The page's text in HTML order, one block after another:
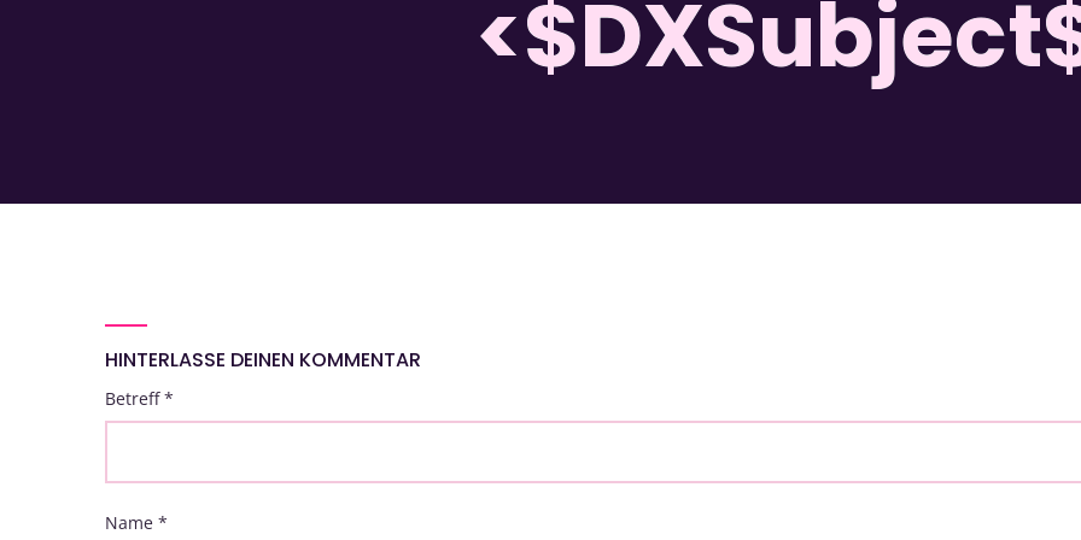
HINTERLASSE DEINEN KOMMENTAR
Betreff*
Name *